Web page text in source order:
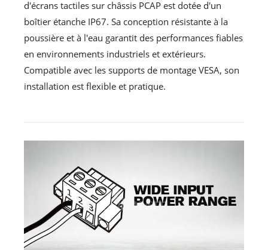
d'écrans tactiles sur châssis PCAP est dotée d'un
boîtier étanche IP67. Sa conception résistante à la
poussière et à l'eau garantit des performances fiables
en environnements industriels et extérieurs.
Compatible avec les supports de montage VESA, son
installation est flexible et pratique.